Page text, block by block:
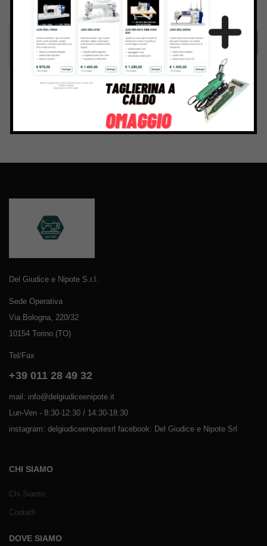
Termini e condizionidel sito web
Del Giudice e Nipote S.r.l.
Sede Operativa
Via Bologna, 220/32
10154 Torino (TO)
Tel/Fax
+39 011 28 49 32
mail: info@delgiudiceenipote.it
Lun-Ven - 8:30-12:30 / 14:30-18:30
instagram: delgiudiceenipotesrl facebook: Del Giudice e Nipote Srl
CHI SIAMO
Chi Siamo
Contatti
DOVE SIAMO